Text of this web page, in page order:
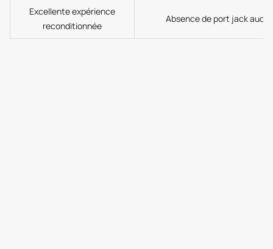
Excellente expérience
reconditionnée
Absence de port jack audio